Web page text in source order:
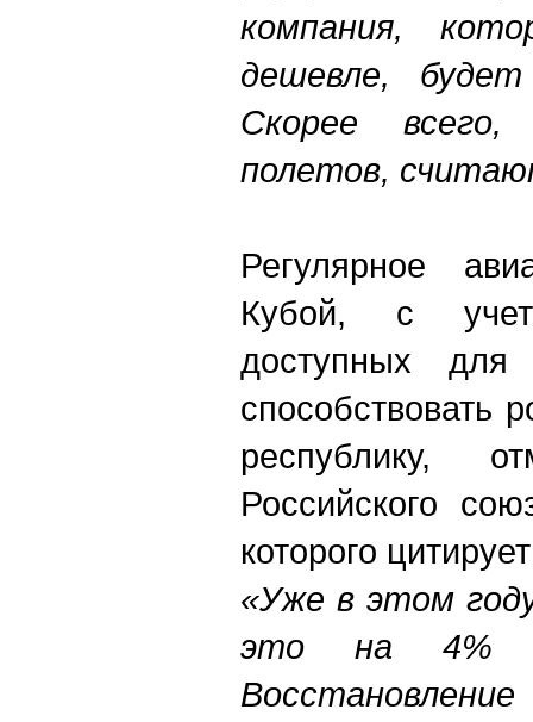
компания,
дешевле,
Скорее
полетов,
Регулярное
Кубой, с
доступных для
способствовать
республику,
Российского
которого
«Уже в этом
это на 4%